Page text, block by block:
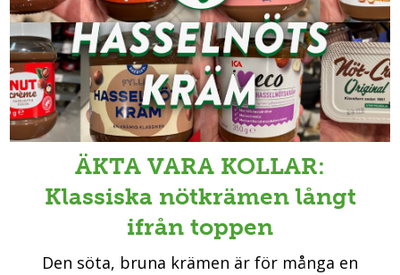
ÄKTA VARA KOLLAR:
Klassiska nötkrämen långt
ifrån toppen
Den söta, bruna krämen är för många en